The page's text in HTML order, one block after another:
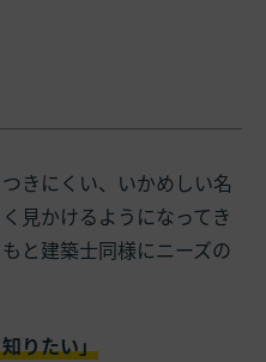
きにくい、いかめしい名
見かけるようになってき
と建築士同様にニーズの
りたい」